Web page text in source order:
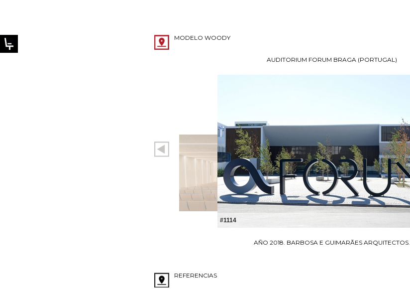
MODELO WOODY
AUDITORIUM FORUM BRAGA (PORTUGAL)
#1114
AÑO 2018. BARBOSA E GUIMARÃES ARQUITECTOS.
REFERENCIAS